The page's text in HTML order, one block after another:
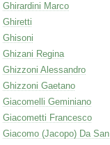
Ghirardini Marco
Ghiretti
Ghisoni
Ghizani Regina
Ghizzoni Alessandro
Ghizzoni Gaetano
Giacomelli Geminiano
Giacometti Francesco
Giacomo (Jacopo) Da San